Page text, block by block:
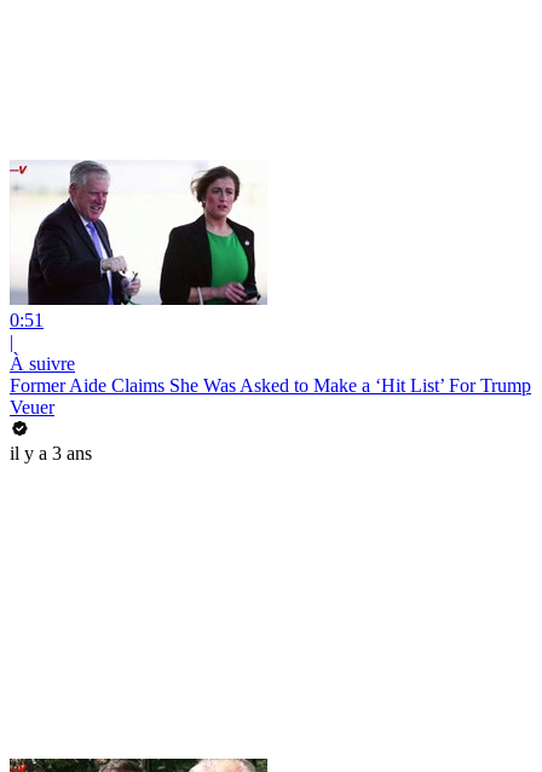
0:51
|
À suivre
Former Aide Claims She Was Asked to Make a ‘Hit List’ For Trump
Veuer
il y a 3 ans